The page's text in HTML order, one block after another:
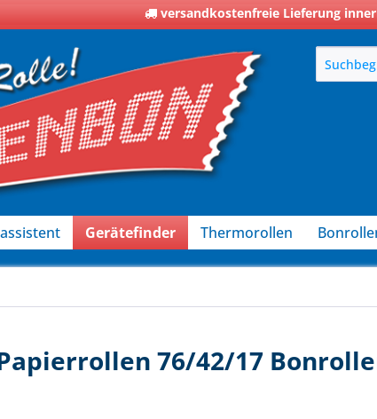
versandkostenfreie Lieferung
Gerätefinder Thermorollen
Papierrollen 76/42/17